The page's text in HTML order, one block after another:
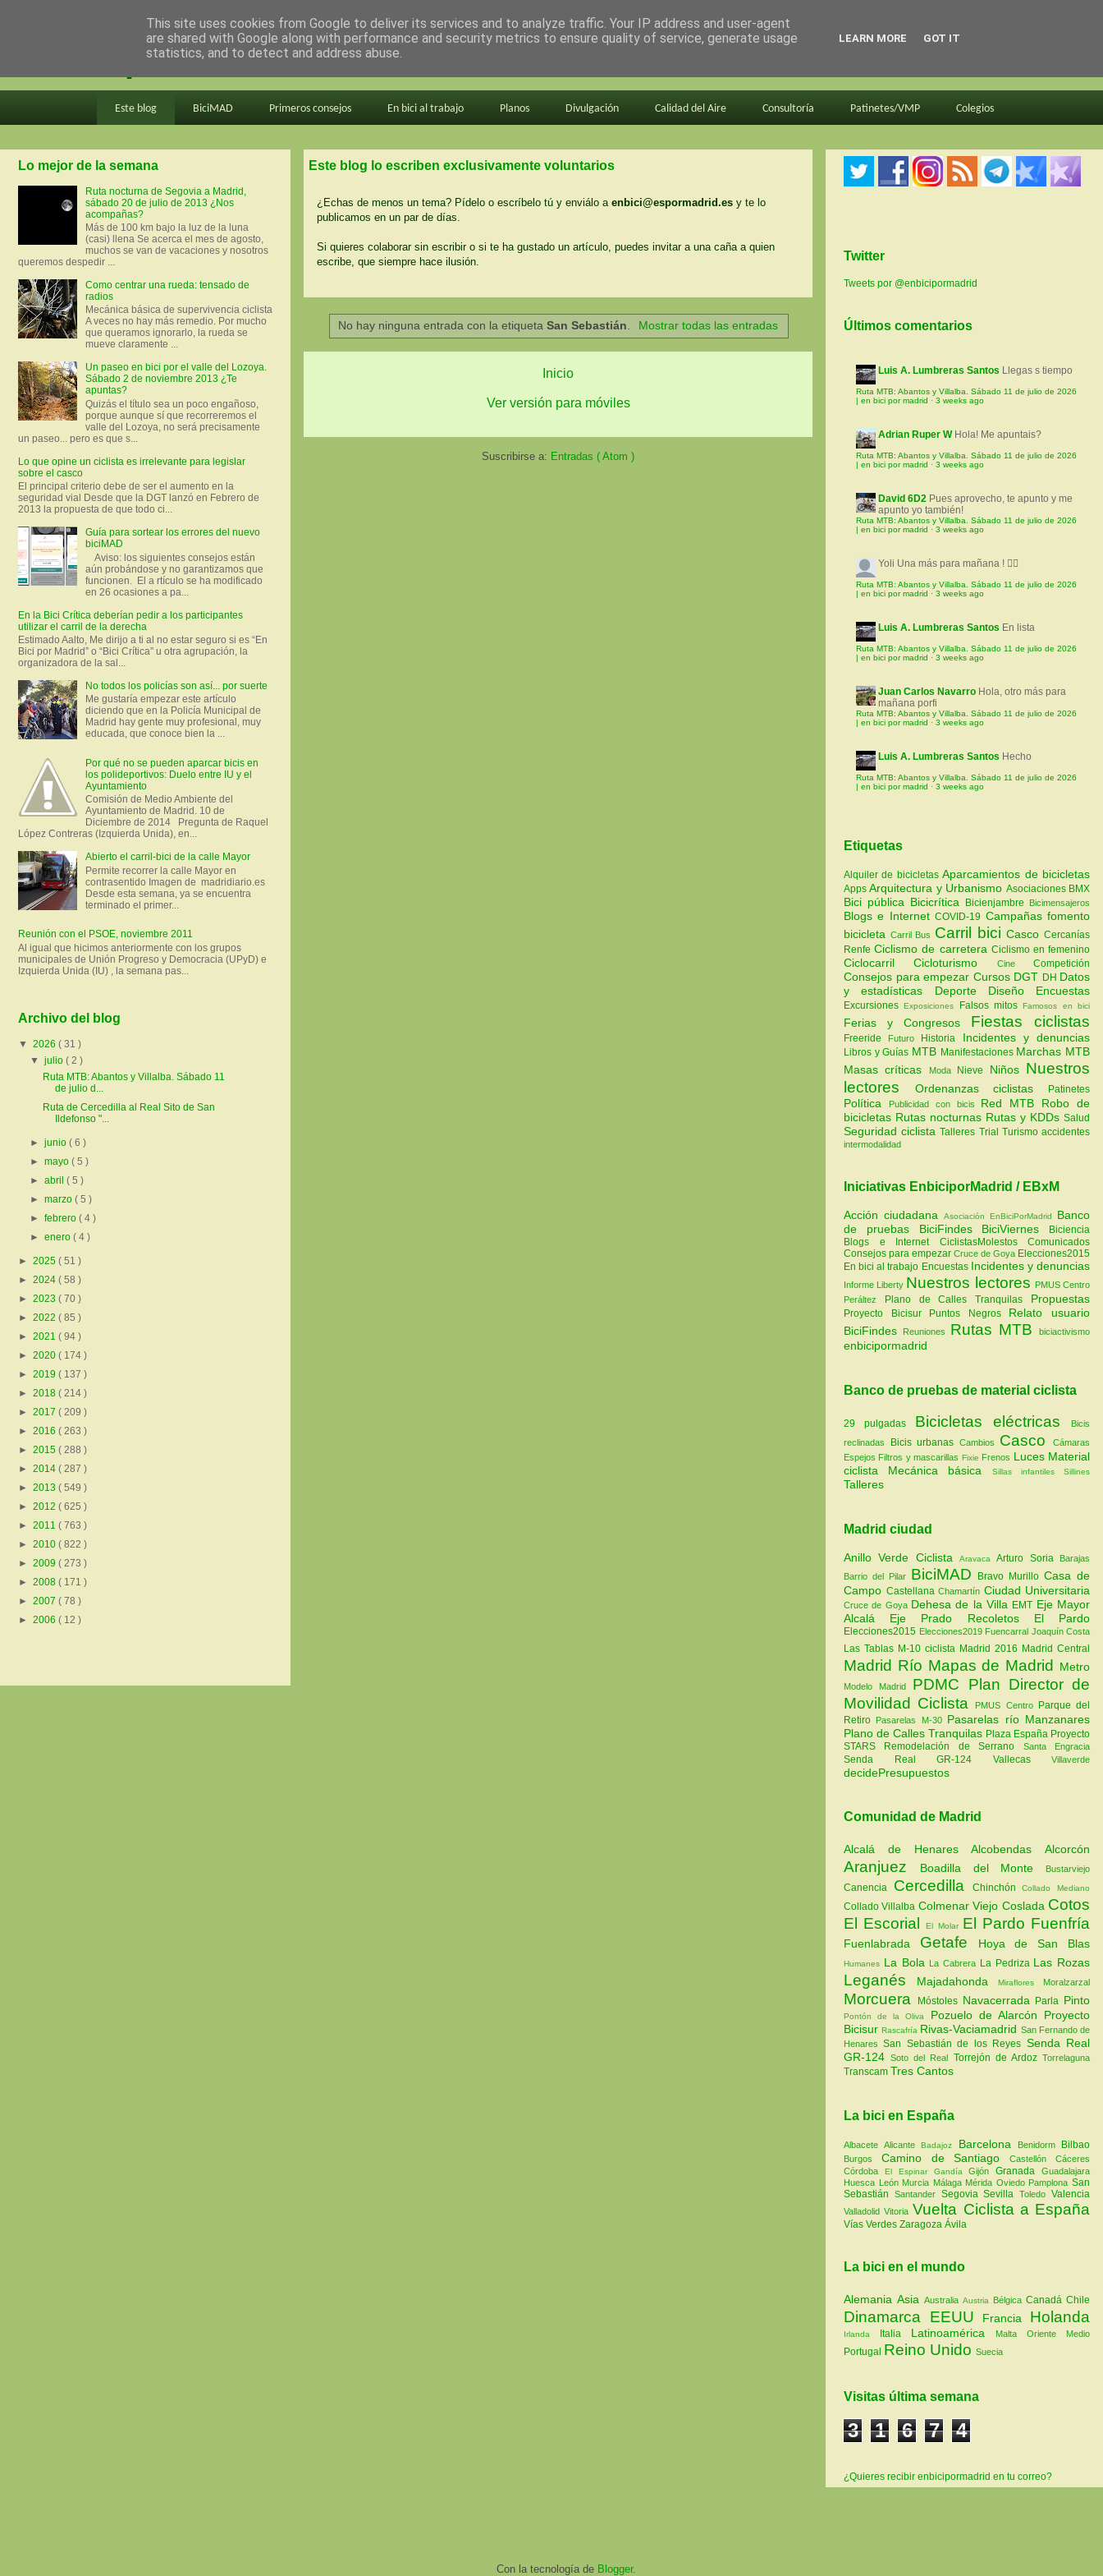
en bici por madrid
Este blog BiciMAD Primeros consejos En bici al trabajo Planos Divulgación Calidad del Aire Consultoría Patinetes/VMP Colegios
Este blog lo escriben exclusivamente voluntarios
¿Echas de menos un tema? Pídelo o escríbelo tú y enviálo a enbici@espormadrid.es y te lo
publicamos en un par de días.
Si quieres colaborar sin escribir o si te ha gustado un artículo, puedes invitar a una caña a quien
escribe, que siempre hace ilusión.
No hay ninguna entrada con la etiquetaSan Sebastián Mostrar todas las entradas
Inicio
Ver versión para móviles
Suscribirse a: Entradas ( Atom )
Lo mejor de la semana
Ruta nocturna de Segovia a Madrid,
sábado 20 de julio de 2013 ¿Nos
acompañas?
Más de 100 km bajo la luz de la luna
(casi) llena Se acerca el mes de agosto,
muchos se van de vacaciones y nosotros
queremos despedir ...
Como centrar una rueda: tensado de
radios
Mecánica básica de supervivencia ciclista
A veces no hay más remedio. Por mucho
que queramos ignorarlo, la rueda se
mueve claramente ...
Un paseo en bici por el valle del Lozoya.
Sábado 2 de noviembre 2013 ¿Te
apuntas?
Quizás el título sea un poco engañoso,
porque aunque sí que recorreremos el
valle del Lozoya, no será precisamente
un paseo... pero es que s...
Lo que opine un ciclista es irrelevante para legislar
sobre el casco
El principal criterio debe de ser el aumento en la
seguridad vial Desde que la DGT lanzó en Febrero de
2013 la propuesta de que todo ci...
Guía para sortear los errores del nuevo
biciMAD
Aviso: los siguientes consejos están
aún probándose y no garantizamos que
funcionen. El a rtículo se ha modificado
en 26 ocasiones a pa...
En la Bici Crítica deberían pedir a los participantes
utilizar el carril de la derecha
Estimado Aalto, Me dirijo a ti al no estar seguro si es “En
Bici por Madrid” o “Bici Crítica” u otra agrupación, la
organizadora de la sal...
No todos los policías son así... por suerte
Me gustaría empezar este artículo
diciendo que en la Policía Municipal de
Madrid hay gente muy profesional, muy
educada, que conoce bien la ...
Por qué no se pueden aparcar bicis en
los polideportivos: Duelo entre IU y el
Ayuntamiento
Comisión de Medio Ambiente del
Ayuntamiento de Madrid. 10 de
Diciembre de 2014 Pregunta de Raquel
López Contreras (Izquierda Unida), en...
Abierto el carril-bici de la calle Mayor
Permite recorrer la calle Mayor en
contrasentido Imagen de madridiario.es
Desde esta semana, ya se encuentra
terminado el primer...
Reunión con el PSOE, noviembre 2011
Al igual que hicimos anteriormente con los grupos
municipales de Unión Progreso y Democracia (UPyD) e
Izquierda Unida (IU) , la semana pas...
Archivo del blog
▼ 2026 ( 31 )
▼julio( 2 )
Ruta MTB: Abantos y Villalba. Sábado 11
de julio d...
Ruta de Cercedilla al Real Sito de San
Ildefonso "...
►junio( 6 )
►mayo( 5 )
►abril( 5 )
►marzo( 5 )
►febrero( 4 )
►enero( 4 )
► 2025 ( 51 )
► 2024 ( 58 )
► 2023 ( 70 )
► 2022 ( 85 )
► 2021 ( 94 )
► 2020 ( 174 )
► 2019 ( 137 )
► 2018 ( 214 )
► 2017 ( 209 )
► 2016 ( 263 )
► 2015 ( 288 )
► 2014 ( 287 )
► 2013 ( 549 )
► 2012 ( 625 )
► 2011 ( 763 )
► 2010 ( 822 )
► 2009 ( 273 )
► 2008 ( 171 )
► 2007 ( 78 )
► 2006 ( 12 )
Twitter
Tweets por @enbicipormadrid
Últimos comentarios
Luis A. Lumbreras Santos Llegas s tiempo
Ruta MTB: Abantos y Villalba. Sábado 11 de julio de 2026
| en bici por madrid · 3 weeks ago
Adrian Ruper W Hola! Me apuntais?
Ruta MTB: Abantos y Villalba. Sábado 11 de julio de 2026
| en bici por madrid · 3 weeks ago
David 6D2 Pues aprovecho, te apunto y me
apunto yo también!
Ruta MTB: Abantos y Villalba. Sábado 11 de julio de 2026
| en bici por madrid · 3 weeks ago
Yoli Una más para mañana ! 🚵‍♀️
Ruta MTB: Abantos y Villalba. Sábado 11 de julio de 2026
| en bici por madrid · 3 weeks ago
Luis A. Lumbreras Santos En lista
Ruta MTB: Abantos y Villalba. Sábado 11 de julio de 2026
| en bici por madrid · 3 weeks ago
Juan Carlos Navarro Hola, otro más para
mañana porfi
Ruta MTB: Abantos y Villalba. Sábado 11 de julio de 2026
| en bici por madrid · 3 weeks ago
Luis A. Lumbreras Santos Hecho
Ruta MTB: Abantos y Villalba. Sábado 11 de julio de 2026
| en bici por madrid · 3 weeks ago
Etiquetas
Alquiler de bicicletasAparcamientos de bicicletas
AppsArquitectura y Urbanismo Asociaciones BMX
Bici pública Bicicrítica Bicienjambre Bicimensajeros
Blogs e InternetCOVID-19 Campañas fomento
bicicleta Carril Bus Carril biciCascoCercanías
RenfeCiclismo de carretera Ciclismo en femenino
CiclocarrilCicloturismo CineCompetición
Consejos para empezar Cursos DGT DH Datos
y estadísticas Deporte Diseño Encuestas
ExcursionesExposiciones Falsos mitosFamosos en bici
Ferias y Congresos Fiestas ciclistas
Freeride Futuro Historia Incidentes y denuncias
Libros y Guías MTB Manifestaciones Marchas MTB
Masas críticas
Moda Nieve Niños Nuestros
lectores
Ordenanzas ciclistas Patinetes
Política Publicidad con bicis Red MTB Robo de
bicicletas Rutas nocturnas Rutas y KDDs Salud
Seguridad ciclistaTalleres Trial Turismoaccidentes
intermodalidad
Iniciativas EnbiciporMadrid / EBxM
Acción ciudadana Asociación EnBiciPorMadrid
Banco
de pruebas
BiciFindes BiciViernes
Biciencia
Blogs e Internet
CiclistasMolestos
Comunicados
Consejos para empezar Cruce de Goya Elecciones2015
En bici al trabajo Encuestas Incidentes y denuncias
Informe Liberty Nuestros lectores
PMUS Centro
Peráltez
Plano de Calles Tranquilas Propuestas
Proyecto Bicisur Puntos Negros
Relato usuario
BiciFindes
Reuniones Rutas MTB biciactivismo
enbicipormadrid
Banco de pruebas de material ciclista
29 pulgadas Bicicletas eléctricas
Bicis
reclinadas
Bicis urbanas Cambios Casco
Cámaras
Espejos Filtros y mascarillas Fixie Frenos Luces Material
ciclista
Mecánica básica Sillas infantiles Sillines
Talleres
Madrid ciudad
Anillo Verde Ciclista AravacaArturo Soria
Barajas
Barrio del Pilar BiciMAD Bravo MurilloCasa de
Campo Castellana Chamartín Ciudad Universitaria
Cruce de Goya Dehesa de la Villa EMT Eje Mayor
Alcalá Eje Prado Recoletos El Pardo
Elecciones2015 Elecciones2019 Fuencarral Joaquín Costa
Las Tablas M-10 ciclista Madrid 2016 Madrid Central
Madrid Río Mapas de Madrid Metro
Modelo Madrid PDMC Plan Director de
Movilidad Ciclista
PMUS Centro Parque del
Retiro Pasarelas M-30 Pasarelas río Manzanares
Plano de Calles Tranquilas Plaza España Proyecto
STARS Remodelación de Serrano Santa Engracia
Senda Real GR-124 Vallecas Villaverde
decidePresupuestos
Comunidad de Madrid
Alcalá de HenaresAlcobendas Alcorcón
Aranjuez Boadilla del Monte Bustarviejo
Canencia Cercedilla ChinchónCollado Mediano
Collado Villalba Colmenar Viejo Coslada Cotos
El EscorialEl Molar El Pardo Fuenfría
Fuenlabrada Getafe Hoya de San Blas
Humanes La Bola La Cabrera La Pedriza Las Rozas
Leganés Majadahonda Miraflores Moralzarzal
Morcuera Móstoles Navacerrada Parla Pinto
Pontón de la Oliva Pozuelo de Alarcón Proyecto
BicisurRascafría Rivas-Vaciamadrid San Fernando de
HenaresSan Sebastián de los Reyes Senda Real
GR-124Soto del Real Torrejón de ArdozTorrelaguna
Transcam Tres Cantos
La bici en España
AlbaceteAlicanteBadajoz Barcelona Benidorm Bilbao
Burgos Camino de SantiagoCastellónCáceres
Córdoba El Espinar GandíaGijónGranadaGuadalajara
Huesca León Murcia Málaga Mérida Oviedo PamplonaSan
Sebastián Santander SegoviaSevillaToledoValencia
ValladolidVitoria Vuelta Ciclista a España
Vías Verdes Zaragoza Ávila
La bici en el mundo
Alemania Asia Australia Austria Bélgica Canadá Chile
Dinamarca EEUU Francia Holanda
Irlanda Italia Latinoamérica Malta Oriente Medio
Portugal Reino Unido Suecia
Visitas última semana
3 1 6 7 4
¿Quieres recibir enbicipormadrid en tu correo?
Con la tecnología de Blogger.
This site uses cookies from Google to deliver its services and to analyze traffic. Your IP address and user-agent
are shared with Google along with performance and security metrics to ensure quality of service, generate usage
statistics, and to detect and address abuse.
LEARN MORE GOT IT